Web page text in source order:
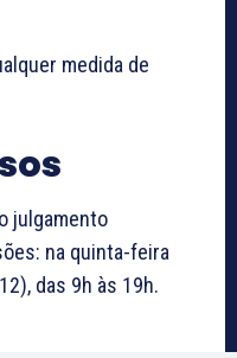
medida de
julgamento
na quinta-feira
das 9h às 19h.